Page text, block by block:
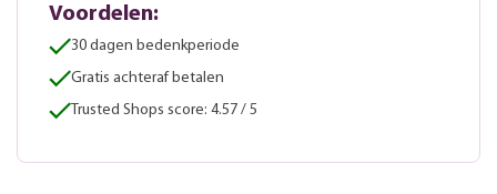
Voordelen:
30 dagen bedenkperiode
Gratis achteraf betalen
Trusted Shops score: 4.57 / 5